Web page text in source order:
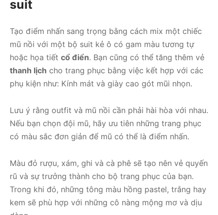
suit
Tạo điểm nhấn sang trọng bằng cách mix một chiếc
mũ nồi với một bộ suit kẻ ô có gam màu tương tự
hoặc họa tiết cổ điển. Bạn cũng có thể tăng thêm vẻ
thanh lịch cho trang phục bằng việc kết hợp với các
phụ kiện như: Kính mát và giày cao gót mũi nhọn.
Lưu ý rằng outfit và mũ nồi cần phải hài hòa với nhau.
Nếu bạn chọn đội mũ, hãy ưu tiên những trang phục
có màu sắc đơn giản để mũ có thể là điểm nhấn.
Màu đỏ rượu, xám, ghi và cà phê sẽ tạo nên vẻ quyến
rũ và sự trưởng thành cho bộ trang phục của bạn.
Trong khi đó, những tông màu hồng pastel, trắng hay
kem sẽ phù hợp với những cô nàng mộng mơ và dịu